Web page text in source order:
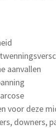
aanvallen
voor deze
downers,